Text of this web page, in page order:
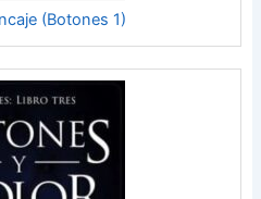
(Botones 1)